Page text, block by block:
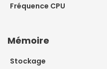
Fréquence CPU
Mémoire
Stockage